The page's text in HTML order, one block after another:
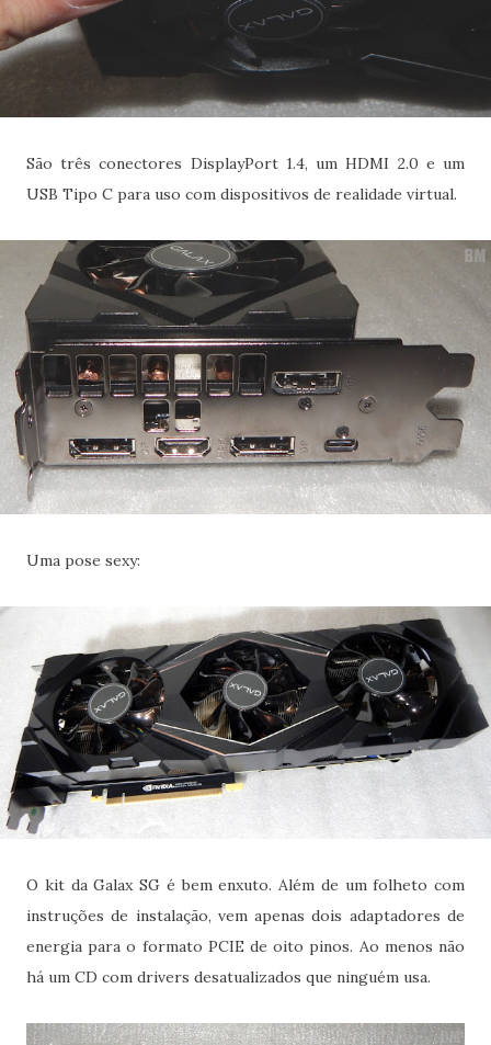
São três conectores DisplayPort 1.4, um HDMI 2.0 e um
USB Tipo C para uso com dispositivos de realidade virtual.
Uma pose sexy:
O kit da Galax SG é bem enxuto. Além de um folheto com
instruções de instalação, vem apenas dois adaptadores de
energia para o formato PCIE de oito pinos. Ao menos não
há um CD com drivers desatualizados que ninguém usa.